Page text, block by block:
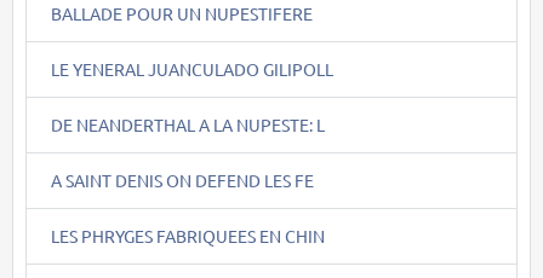
BALLADE POUR UN NUPESTIFERE
LE YENERAL JUANCULADO GILIPOLL
DE NEANDERTHAL A LA NUPESTE: L
A SAINT DENIS ON DEFEND LES FE
LES PHRYGES FABRIQUEES EN CHIN